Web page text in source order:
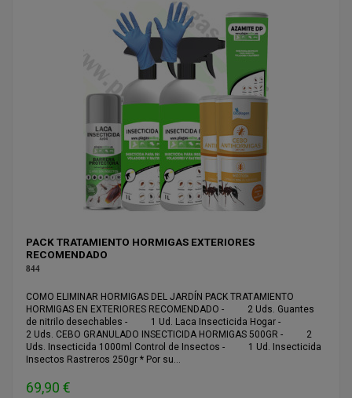
PACK TRATAMIENTO HORMIGAS EXTERIORES
RECOMENDADO
844
COMO ELIMINAR HORMIGAS DEL JARDÍN PACK TRATAMIENTO
HORMIGAS EN EXTERIORES RECOMENDADO - 2 Uds. Guantes
de nitrilo desechables - 1 Ud. Laca Insecticida Hogar -
2 Uds. CEBO GRANULADO INSECTICIDA HORMIGAS 500GR - 2
Uds. Insecticida 1000ml Control de Insectos - 1 Ud. Insecticida
Insectos Rastreros 250gr * Por su...
69,90 €